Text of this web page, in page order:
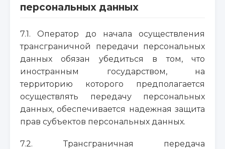
персональных данных
7.1. Оператор до начала осуществления
трансграничной передачи персональных
данных обязан убедиться в том, что
иностранным государством, на
территорию которого предполагается
осуществлять передачу персональных
данных, обеспечивается надежная защита
прав субъектов персональных данных.
7.2. Трансграничная передача